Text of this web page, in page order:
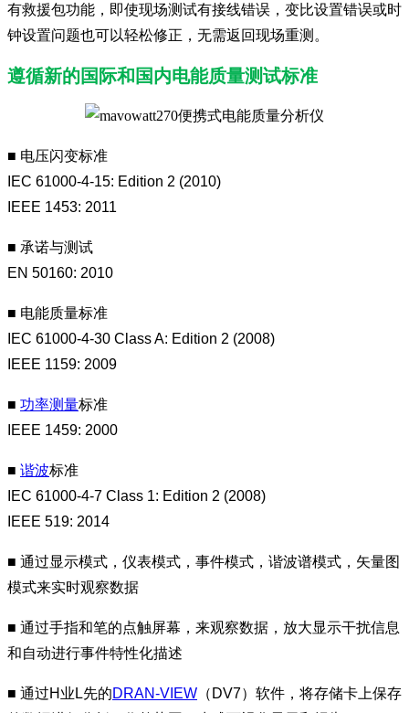
有救援包功能，即使现场测试有接线错误，变比设置错误或时
钟设置问题也可以轻松修正，无需返回现场重测。
遵循新的国际和国内电能质量测试标准
■ 电压闪变标准
IEC 61000-4-15: Edition 2 (2010)
IEEE 1453: 2011
■ 承诺与测试
EN 50160: 2010
■ 电能质量标准
IEC 61000-4-30 Class A: Edition 2 (2008)
IEEE 1159: 2009
■ 功率测量标准
IEEE 1459: 2000
■ 谐波标准
IEC 61000-4-7 Class 1: Edition 2 (2008)
IEEE 519: 2014
■ 通过显示模式，仪表模式，事件模式，谐波谱模式，矢量图
模式来实时观察数据
■ 通过手指和笔的点触屏幕，来观察数据，放大显示干扰信息
和自动进行事件特性化描述
■ 通过H业L先的DRAN-VIEW （DV7）软件，将存储卡上保存